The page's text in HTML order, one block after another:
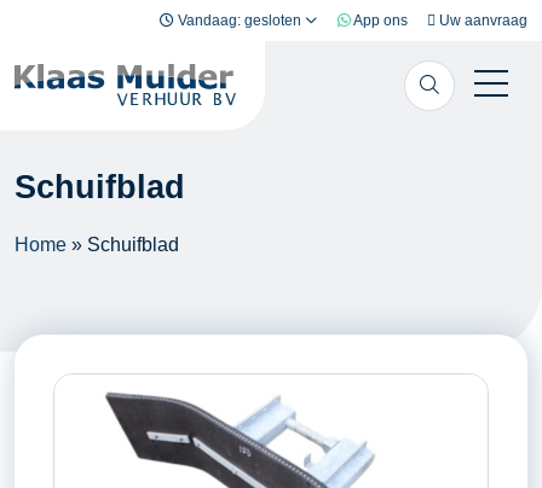
Vandaag: gesloten App ons Uw aanvraag
Schuifblad
Home » Schuifblad